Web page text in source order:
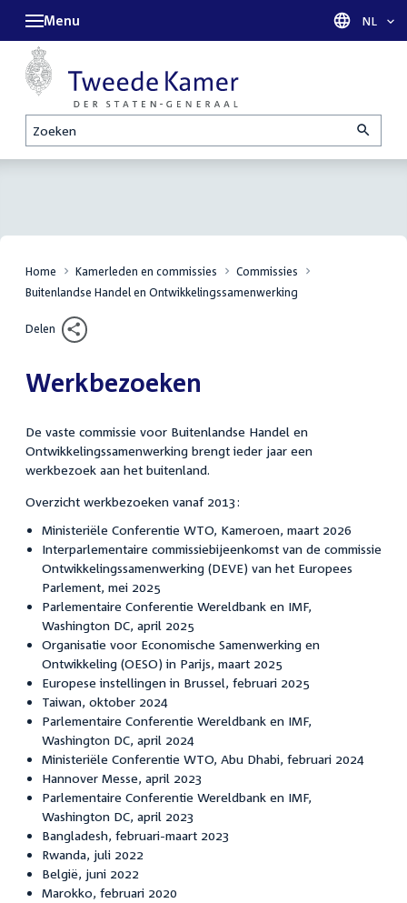
Zoeken
Menu Taal
NL
Home Kamerleden en commissies
Commissies
Buitenlandse Handel en Ontwikkelingssamenwerking
Delen
Werkbezoeken
De vaste commissie voor Buitenlandse Handel en
Ontwikkelingssamenwerking brengt ieder jaar een
werkbezoek aan het buitenland.
Overzicht werkbezoeken vanaf 2013:
Ministeriële Conferentie WTO, Kameroen, maart 2026
Interparlementaire commissiebijeenkomst van de commissie
Ontwikkelingssamenwerking (DEVE) van het Europees
Parlement, mei 2025
Parlementaire Conferentie Wereldbank en IMF,
Washington DC, april 2025
Organisatie voor Economische Samenwerking en
Ontwikkeling (OESO) in Parijs, maart 2025
Europese instellingen in Brussel, februari 2025
Taiwan, oktober 2024
Parlementaire Conferentie Wereldbank en IMF,
Washington DC, april 2024
Ministeriële Conferentie WTO, Abu Dhabi, februari 2024
Hannover Messe, april 2023
Parlementaire Conferentie Wereldbank en IMF,
Washington DC, april 2023
Bangladesh, februari-maart 2023
Rwanda, juli 2022
België, juni 2022
Marokko, februari 2020